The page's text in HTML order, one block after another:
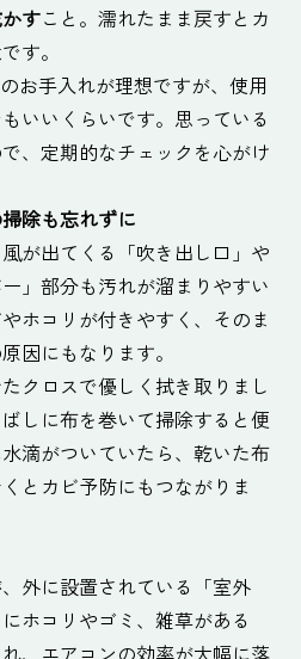
すこと。濡れたまま戻すとカ
す。
のお手入れが理想ですが、使用
いいくらいです。思っている
、定期的なチェックを心がけ
除も忘れずに
が出てくる「吹き出し口」や
」部分も汚れが溜まりやすい
ホコリが付きやすく、そのま
因にもなります。
クロスで優しく拭き取りまし
しに布を巻いて掃除すると便
滴がついていたら、乾いた布
とカビ予防にもつながりま
外に設置されている「室外
ホコリやゴミ、雑草がある
、エアコンの効率が大幅に落